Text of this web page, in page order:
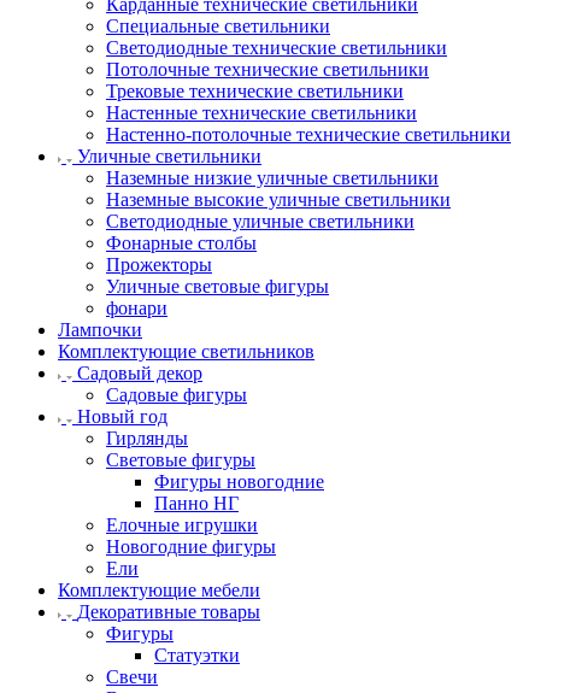
Карданные технические светильники
Специальные светильники
Светодиодные технические светильники
Потолочные технические светильники
Трековые технические светильники
Настенные технические светильники
Настенно-потолочные технические светильники
Уличные светильники
Наземные низкие уличные светильники
Наземные высокие уличные светильники
Светодиодные уличные светильники
Фонарные столбы
Прожекторы
Уличные световые фигуры
фонари
Лампочки
Комплектующие светильников
Садовый декор
Садовые фигуры
Новый год
Гирлянды
Световые фигуры
Фигуры новогодние
Панно НГ
Елочные игрушки
Новогодние фигуры
Ели
Комплектующие мебели
Декоративные товары
Фигуры
Статуэтки
Свечи